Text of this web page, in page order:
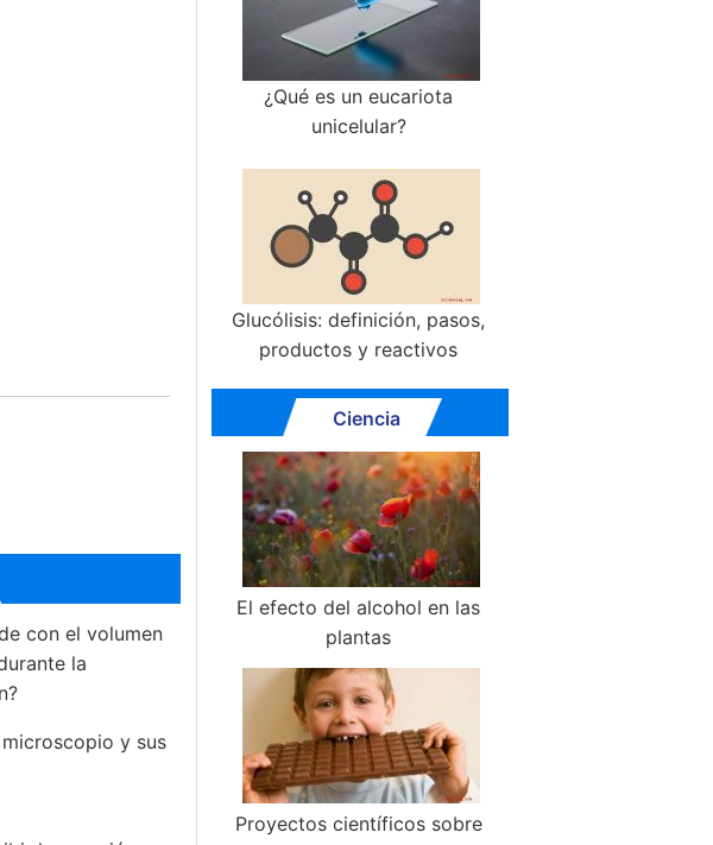
con el volumen
la
y sus
¿Qué es un eucariota
unicelular?
Glucólisis: definición, pasos,
productos y reactivos
Ciencia
El efecto del alcohol en las
plantas
Proyectos científicos sobre